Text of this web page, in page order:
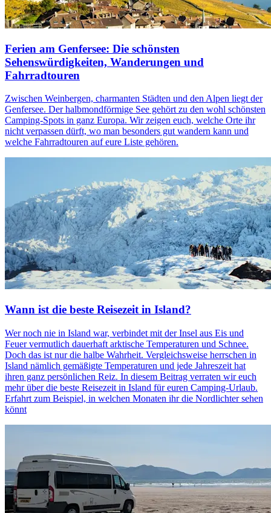
Ferien am Genfersee: Die schönsten
Sehenswürdigkeiten, Wanderungen und
Fahrradtouren
Zwischen Weinbergen, charmanten Städten und den Alpen liegt der
Genfersee. Der halbmondförmige See gehört zu den wohl schönsten
Camping-Spots in ganz Europa. Wir zeigen euch, welche Orte ihr
nicht verpassen dürft, wo man besonders gut wandern kann und
welche Fahrradtouren auf eure Liste gehören.
Wann ist die beste Reisezeit in Island?
Wer noch nie in Island war, verbindet mit der Insel aus Eis und
Feuer vermutlich dauerhaft arktische Temperaturen und Schnee.
Doch das ist nur die halbe Wahrheit. Vergleichsweise herrschen in
Island nämlich gemäßigte Temperaturen und jede Jahreszeit hat
ihren ganz persönlichen Reiz. In diesem Beitrag verraten wir euch
mehr über die beste Reisezeit in Island für euren Camping-Urlaub.
Erfahrt zum Beispiel, in welchen Monaten ihr die Nordlichter sehen
könnt